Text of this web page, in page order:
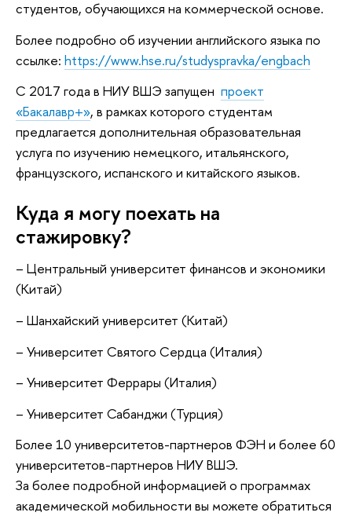
студентов, обучающихся на коммерческой основе.
Более подробно об изучении английского языка по
ссылке: https://www.hse.ru/studyspravka/engbach
С 2017 года в НИУ ВШЭ запущен проект
«Бакалавр+», в рамках которого студентам
предлагается дополнительная образовательная
услуга по изучению немецкого, итальянского,
французского, испанского и китайского языков.
Куда я могу поехать на
стажировку?
– Центральный университет финансов и экономики
(Китай)
– Шанхайский университет (Китай)
– Университет Святого Сердца (Италия)
– Университет Феррары (Италия)
– Университет Сабанджи (Турция)
Более 10 университетов-партнеров ФЭН и более 60
университетов-партнеров НИУ ВШЭ.
За более подробной информацией о программах
академической мобильности вы можете обратиться